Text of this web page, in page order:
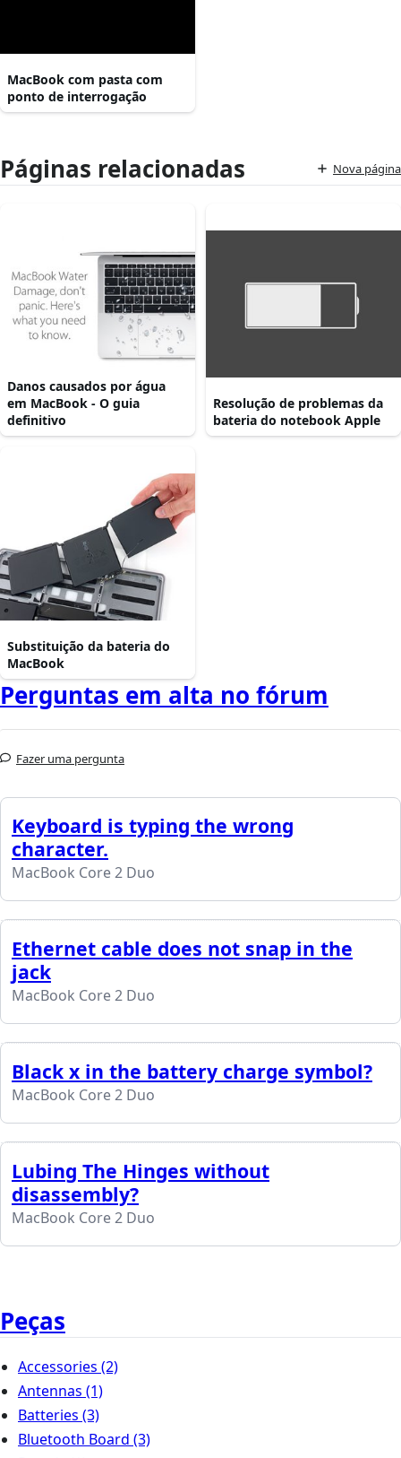
MacBook com pasta com
ponto de interrogação
Páginas relacionadas Nova página
Danos causados por água
em MacBook - O guia
definitivo
Resolução de problemas da
bateria do notebook Apple
Substituição da bateria do
MacBook
Perguntas em alta no fórum
Fazer uma pergunta
Keyboard is typing the wrong
character.
MacBook Core 2 Duo
Ethernet cable does not snap in the
jack
MacBook Core 2 Duo
Black x in the battery charge symbol?
MacBook Core 2 Duo
Lubing The Hinges without
disassembly?
MacBook Core 2 Duo
Peças
Accessories (2)
Antennas (1)
Batteries (3)
Bluetooth Board (3)